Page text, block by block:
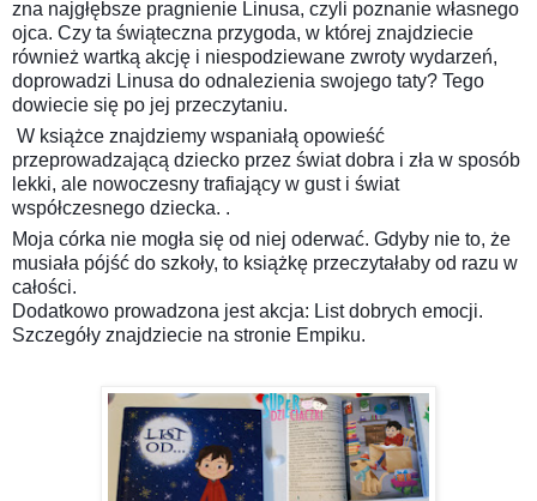
zna najgłębsze pragnienie Linusa, czyli poznanie własnego
ojca. Czy ta świąteczna przygoda, w której znajdziecie
również wartką akcję i niespodziewane zwroty wydarzeń,
doprowadzi Linusa do odnalezienia swojego taty? Tego
dowiecie się po jej przeczytaniu.
W książce znajdziemy wspaniałą opowieść
przeprowadzającą dziecko przez świat dobra i zła w sposób
lekki, ale nowoczesny trafiający w gust i świat
współczesnego dziecka. .
Moja córka nie mogła się od niej oderwać. Gdyby nie to, że
musiała pójść do szkoły, to książkę przeczytałaby od razu w
całości.
Dodatkowo prowadzona jest akcja: List dobrych emocji.
Szczegóły znajdziecie na stronie Empiku.